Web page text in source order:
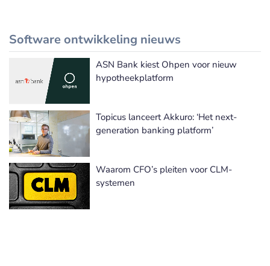
Software ontwikkeling nieuws
Meer Software ontwikkeling nieuws
ASN Bank kiest Ohpen voor nieuw
hypotheekplatform
Topicus lanceert Akkuro: ‘Het next-
generation banking platform’
Waarom CFO’s pleiten voor CLM-
systemen